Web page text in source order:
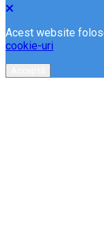
Acest website
cookie-uri